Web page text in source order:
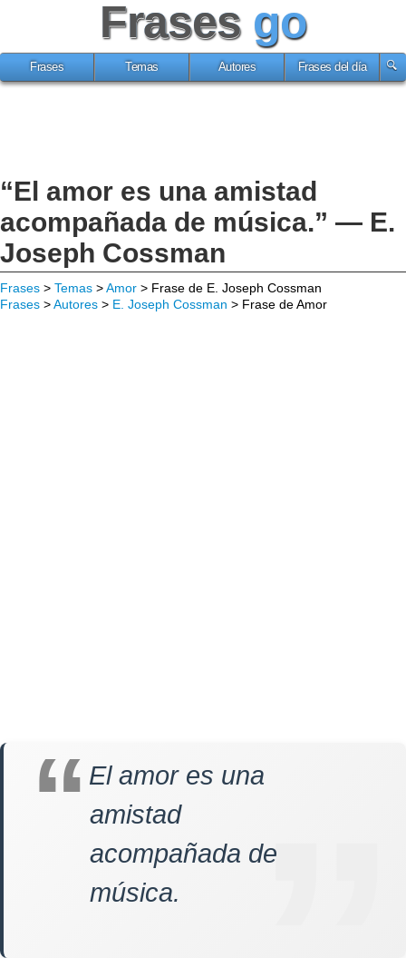
Frases go
Frases Temas Autores Frases del día
“El amor es una amistad
acompañada de música.” — E.
Joseph Cossman
Frases > Temas >Amor > Frase de E. Joseph Cossman
Frases >Autores > E. Joseph Cossman > Frase de Amor
El amor es una
amistad
acompañada de
música.